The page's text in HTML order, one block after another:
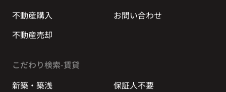
不動産購入
お問い合わせ
不動産売却
こだわり検索-賃貸
新築・築浅
保証人不要